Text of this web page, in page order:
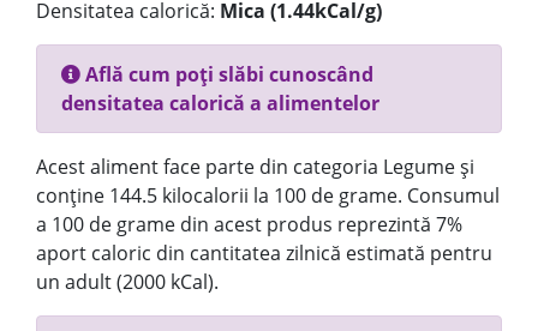
Densitatea calorică: Mica (1.44kCal/g)
Află cum poți slăbi cunoscând
densitatea calorică a alimentelor
Acest aliment face parte din categoria Legume și
conține 144.5 kilocalorii la 100 de grame. Consumul
a 100 de grame din acest produs reprezintă 7%
aport caloric din cantitatea zilnică estimată pentru
un adult (2000 kCal).